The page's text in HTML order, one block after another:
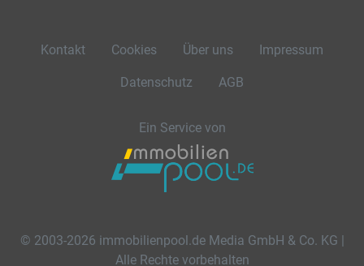
Kontakt Cookies Über uns Impressum
Datenschutz AGB
Ein Service von
© 2003-2026 immobilienpool.de Media GmbH & Co. KG |
Alle Rechte vorbehalten